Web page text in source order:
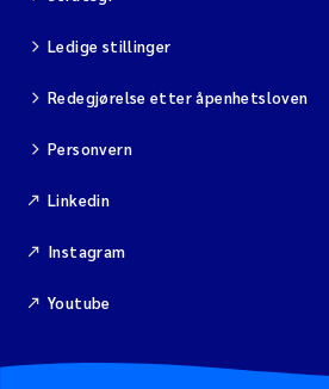
Ledige stillinger
Redegjørelse etter åpenhetsloven
Personvern
Linkedin
Instagram
Youtube